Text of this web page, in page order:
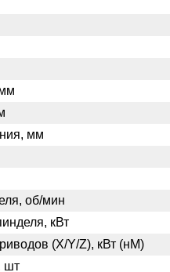
мм
об/мин
кВт
(X/Y/Z), кВт (нМ)
шт